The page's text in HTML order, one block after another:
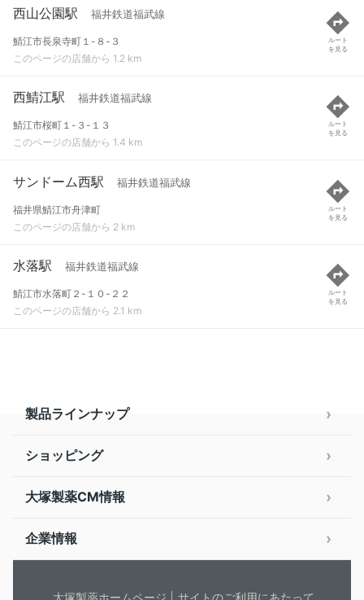
西山公園駅 福井鉄道福武線
鯖江市長泉寺町１-８-３
このページの店舗から 1.2 km
ルート
を見る
西鯖江駅 福井鉄道福武線
鯖江市桜町１-３-１３
このページの店舗から 1.4 km
ルート
を見る
サンドーム西駅 福井鉄道福武線
福井県鯖江市舟津町
このページの店舗から 2 km
ルート
を見る
水落駅 福井鉄道福武線
鯖江市水落町２-１０-２２
このページの店舗から 2.1 km
ルート
を見る
製品ラインナップ
ショッピング
大塚製薬CM情報
企業情報